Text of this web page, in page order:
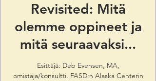
Revisited: Mitä
olemme oppineet ja
mitä seuraavaksi...
Esittäjä: Deb Evensen, MA,
omistaja/konsultti. FASD:n Alaska Centerin